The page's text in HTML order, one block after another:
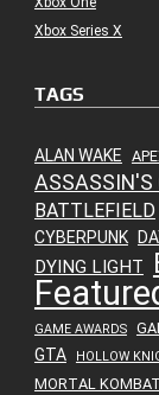
Xbox Series X
TAGS
ALAN WAKE
ASSASSIN'S
BATTLEFIELD
CYBERPUNK
DYING LIGHT
GAME AWARDS
GTA HOLLOW
MORTAL KOMBAT